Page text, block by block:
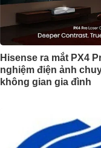
Hisense ra mắt PX4
nghiệm điện ảnh
không gian gia đình